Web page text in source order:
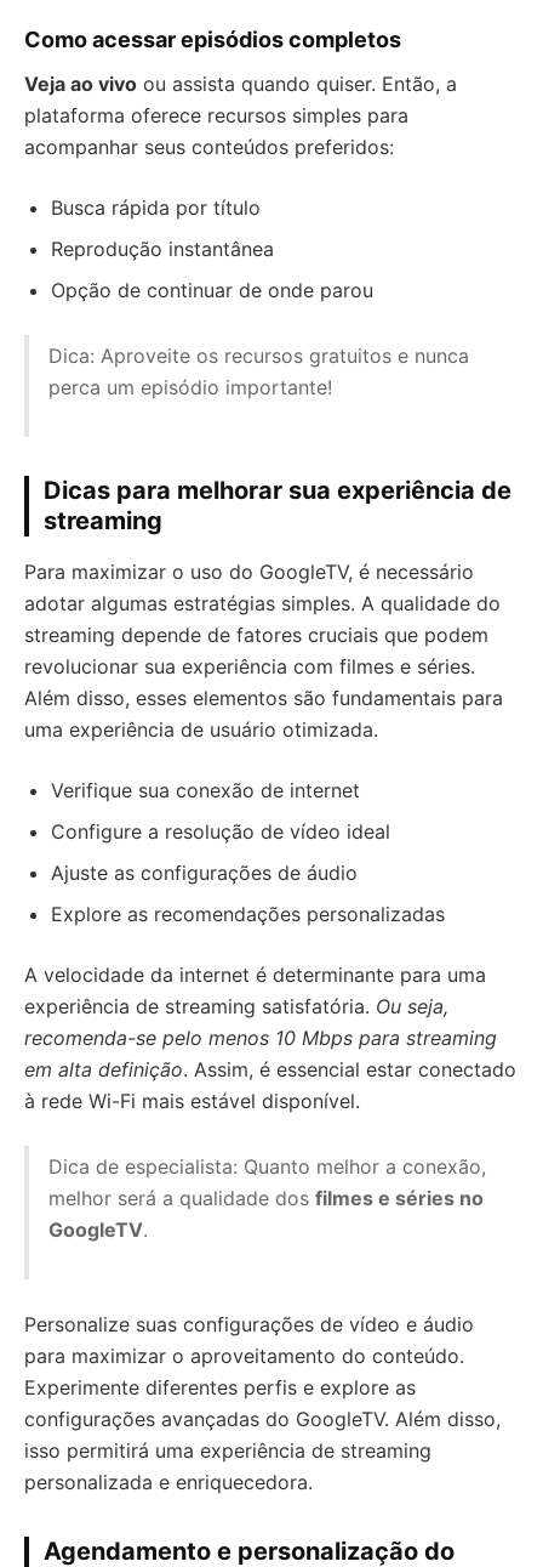
Como acessar episódios completos
Veja ao vivo ou assista quando quiser. Então, a
plataforma oferece recursos simples para
acompanhar seus conteúdos preferidos:
Busca rápida por título
Reprodução instantânea
Opção de continuar de onde parou
Dica: Aproveite os recursos gratuitos e nunca
perca um episódio importante!
Dicas para melhorar sua experiência de
streaming
Para maximizar o uso do GoogleTV, é necessário
adotar algumas estratégias simples. A qualidade do
streaming depende de fatores cruciais que podem
revolucionar sua experiência com filmes e séries.
Além disso, esses elementos são fundamentais para
uma experiência de usuário otimizada.
Verifique sua conexão de internet
Configure a resolução de vídeo ideal
Ajuste as configurações de áudio
Explore as recomendações personalizadas
A velocidade da internet é determinante para uma
experiência de streaming satisfatória. Ou seja,
recomenda-se pelo menos 10 Mbps para streaming
em alta definição. Assim, é essencial estar conectado
à rede Wi-Fi mais estável disponível.
Dica de especialista: Quanto melhor a conexão,
melhor será a qualidade dos filmes e séries no
GoogleTV.
Personalize suas configurações de vídeo e áudio
para maximizar o aproveitamento do conteúdo.
Experimente diferentes perfis e explore as
configurações avançadas do GoogleTV. Além disso,
isso permitirá uma experiência de streaming
personalizada e enriquecedora.
Agendamento e personalização do